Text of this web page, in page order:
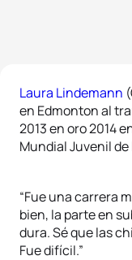
Laura Lindemann
en Edmonton al
2013 en oro 2014
Mundial Juvenil de
“Fue una carrera
bien, la parte en
dura. Sé que las
Fue difícil.”